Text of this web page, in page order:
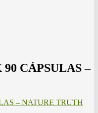
CÁPSULAS –
– NATURE TRUTH